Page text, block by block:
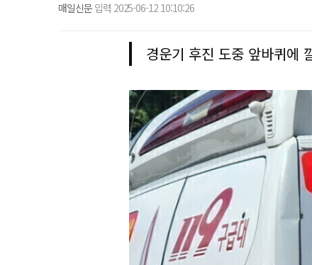
매일신문 입력 2025-06-12 10:10:26
경운기 후진 도중 앞바퀴에